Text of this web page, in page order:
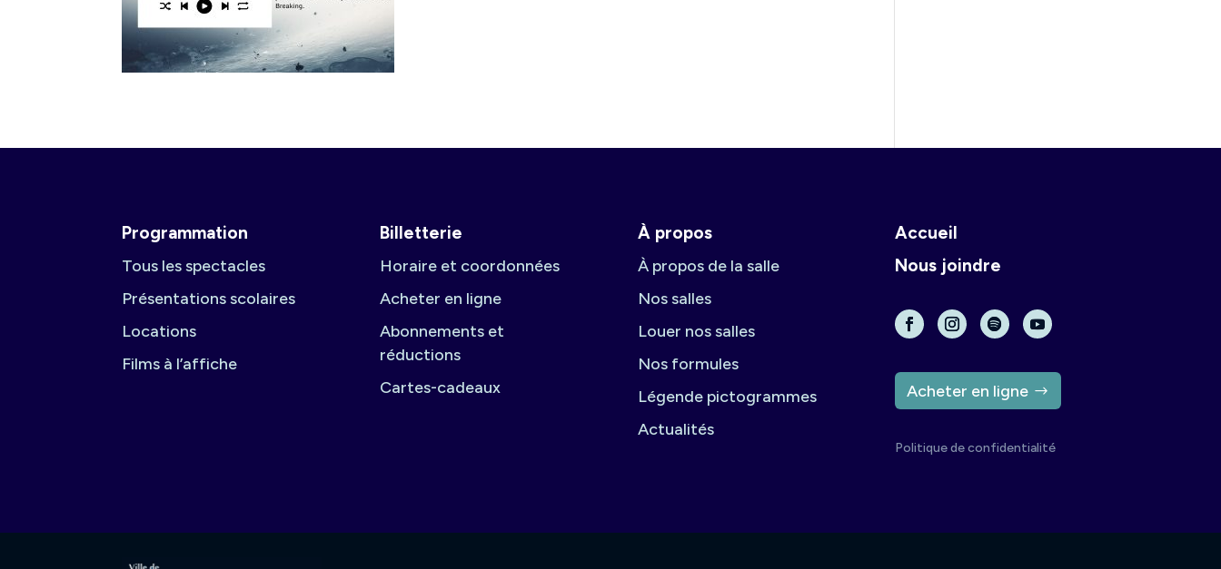
Programmation
Tous les spectacles
Présentations scolaires
Locations
Films à l’affiche
Billetterie
Horaire et coordonnées
Acheter en ligne
Abonnements et
réductions
Cartes-cadeaux
À propos
À propos de la salle
Nos salles
Louer nos salles
Nos formules
Légende pictogrammes
Actualités
Accueil
Nous joindre
Acheter en ligne
Politique de confidentialité